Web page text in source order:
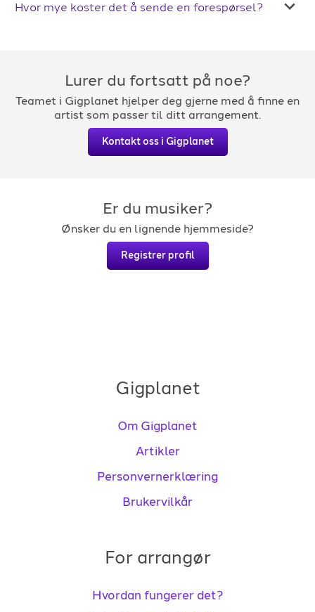
Hvor mye koster det å sende en forespørsel?
Lurer du fortsatt på noe?
Teamet i Gigplanet hjelper deg gjerne med å finne en
artist som passer til ditt arrangement.
Kontakt oss i Gigplanet
Er du musiker?
Ønsker du en lignende hjemmeside?
Registrer profil
Gigplanet
Om Gigplanet
Artikler
Personvernerklæring
Brukervilkår
For arrangør
Hvordan fungerer det?